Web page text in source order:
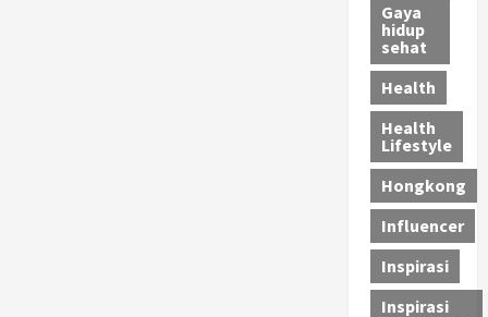
Gaya
hidup
sehat
Health
Health
Lifestyle
Hongkong
Influencer
Inspirasi
Inspirasi